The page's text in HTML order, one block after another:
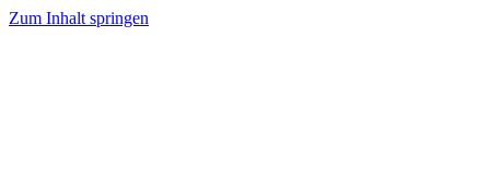
Zum Inhalt springen